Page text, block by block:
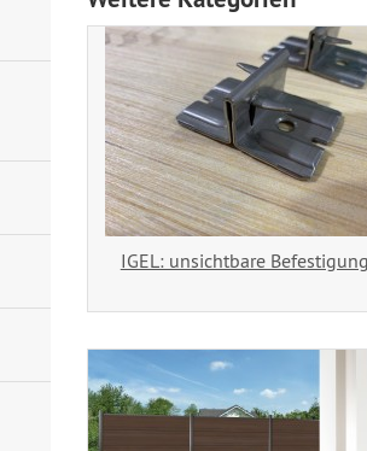
IGEL: unsichtbare Befestigung